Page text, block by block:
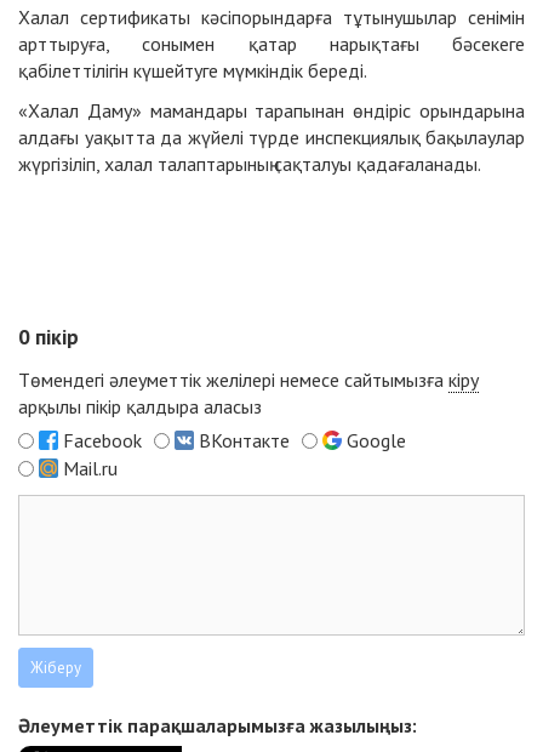
Халал сертификаты кәсіпорындарға тұтынушылар сенімін
арттыруға, сонымен қатар нарықтағы бәсекеге
қабілеттілігін күшейтуге мүмкіндік береді.
«Халал Даму» мамандары тарапынан өндіріс орындарына
алдағы уақытта да жүйелі түрде инспекциялық бақылаулар
жүргізіліп, халал талаптарының сақталуы қадағаланады.
0 пікір
Төмендегі әлеуметтік желілері немесе сайтымызға кіру
арқылы пікір қалдыра аласыз
Facebook
ВКонтакте
Google
Mail.ru
Әлеуметтік парақшаларымызға жазылыңыз: